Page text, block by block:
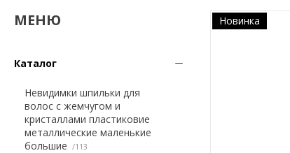
Каталог
Невидимки шпильки для
волос с жемчугом и
кристаллами пластиковие
металлические маленькие
большие
113
Новинка